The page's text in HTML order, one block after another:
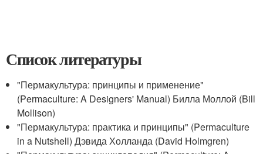
Список литературы
"Пермакультура: принципы и применение"
(Permaculture: A Designers' Manual) Билла Моллой (Bill
Mollison)
"Пермакультура: практика и принципы" (Permaculture
in a Nutshell) Дэвида Холланда (David Holmgren)